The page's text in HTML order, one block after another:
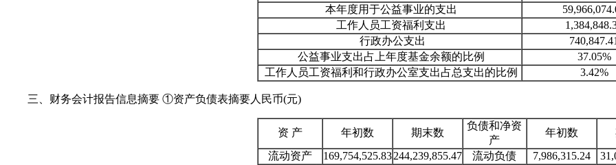
本年度用于公益事业的支出
工作人员工资福利支出
行政办公支出
公益事业支出占上年度基金余额的比例
37.05%
工作人员工资福利和行政办公室支出占总支出的比例
3.42%
三、财务会计报告信息摘要 ①资产负债表摘要人民币(元)
资 产 年初数 期末数
负债和净资
产
年初数
流动资产
169,754,525.83 244,239,855.47 流动负债 7,986,315.24